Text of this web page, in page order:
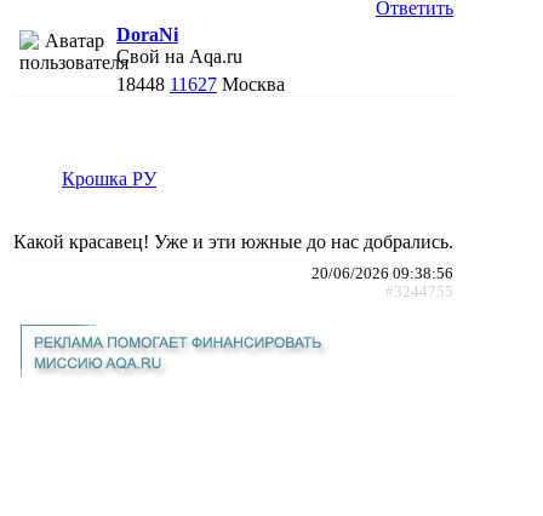
Ответить
DoraNi
Свой на Aqa.ru
18448 11627 Москва
Крошка РУ
Какой красавец! Уже и эти южные до нас добрались.
20/06/2026 09:38:56
#3244755